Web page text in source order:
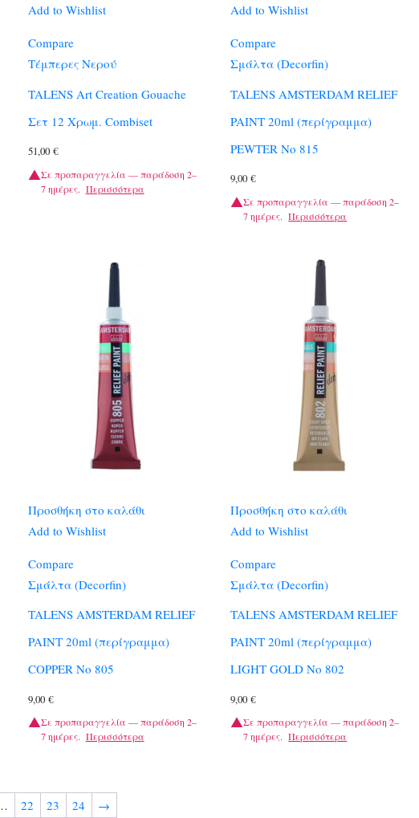
Add to Wishlist
Compare
Τέμπερες Νερού
TALENS Art Creation Gouache
Σετ 12 Χρωμ. Combiset
51,00 €
Σε προπαραγγελία — παράδοση 2–
7 ημέρες. Περισσότερα
Add to Wishlist
Compare
Σμάλτα (Decorfin)
TALENS AMSTERDAM RELIEF
PAINT 20ml (περίγραμμα)
PEWTER No 815
9,00€
Σε προπαραγγελία — παράδοση 2–
7 ημέρες. Περισσότερα
Προσθήκη στο καλάθι
Add to Wishlist
Compare
Σμάλτα (Decorfin)
TALENS AMSTERDAM RELIEF
PAINT 20ml (περίγραμμα)
COPPER No 805
9,00 €
Σε προπαραγγελία — παράδοση 2–
7 ημέρες. Περισσότερα
Προσθήκη στο καλάθι
Add to Wishlist
Compare
Σμάλτα (Decorfin)
TALENS AMSTERDAM RELIEF
PAINT 20ml (περίγραμμα)
LIGHT GOLD No 802
9,00€
Σε προπαραγγελία — παράδοση 2–
7 ημέρες. Περισσότερα
22 23 24 →